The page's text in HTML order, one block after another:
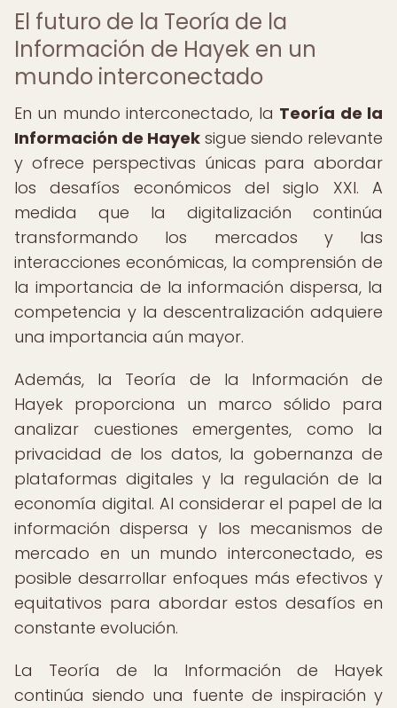
El futuro de la Teoría de la
Información de Hayek en un
mundo interconectado
En un mundo interconectado, la Teoría de la
Información de Hayek sigue siendo relevante
y ofrece perspectivas únicas para abordar
los desafíos económicos del siglo XXI. A
medida que la digitalización continúa
transformando los mercados y las
interacciones económicas, la comprensión de
la importancia de la información dispersa, la
competencia y la descentralización adquiere
una importancia aún mayor.
Además, la Teoría de la Información de
Hayek proporciona un marco sólido para
analizar cuestiones emergentes, como la
privacidad de los datos, la gobernanza de
plataformas digitales y la regulación de la
economía digital. Al considerar el papel de la
información dispersa y los mecanismos de
mercado en un mundo interconectado, es
posible desarrollar enfoques más efectivos y
equitativos para abordar estos desafíos en
constante evolución.
La Teoría de la Información de Hayek
continúa siendo una fuente de inspiración y